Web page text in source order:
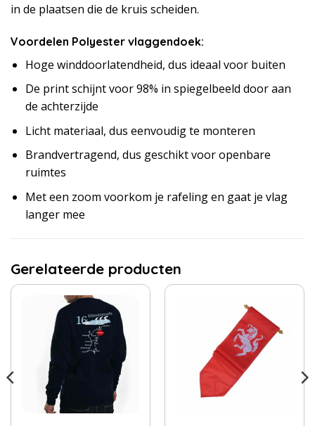
in de plaatsen die de kruis scheiden.
Voordelen Polyester vlaggendoek:
Hoge winddoorlatendheid, dus ideaal voor buiten
De print schijnt voor 98% in spiegelbeeld door aan
de achterzijde
Licht materiaal, dus eenvoudig te monteren
Brandvertragend, dus geschikt voor openbare
ruimtes
Met een zoom voorkom je rafeling en gaat je vlag
langer mee
Gerelateerde producten